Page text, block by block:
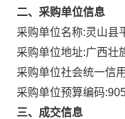
二、采购单位信息
采购单位名称:灵山县
采购单位地址:广西壮
采购单位社会统一信
采购单位预算编码:
三、成交信息